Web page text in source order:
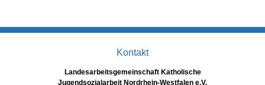
Kontakt
Landesarbeitsgemeinschaft Katholische
Jugendsozialarbeit Nordrhein-Westfalen e.V.